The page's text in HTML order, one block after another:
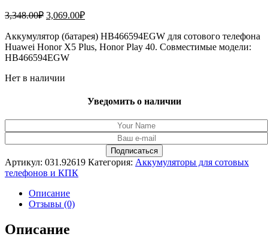
3,348.00₽ Первоначальная
составляла
3,348.00₽.
3,069.00₽Текущая
3,069.00₽.
Аккумулятор (батарея) HB466594EGW для сотового телефона
Huawei Honor X5 Plus, Honor Play 40. Совместимые модели:
HB466594EGW
Нет в наличии
Уведомить о наличии
Артикул: 031.92619 Категория: Аккумуляторы для сотовых
телефонов и КПК
Описание
Отзывы (0)
Описание